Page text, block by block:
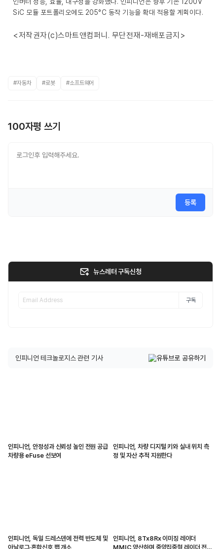
SiC 모듈 포트폴리오에도 205°C 동작 기능을 확대 적용할 계획이다.
<저작권자(c)스마트앤컴퍼니. 무단전재-재배포금지>
#자동차 #로봇 #소프트웨어
100자평 쓰기
등록
뉴스레터 구독신청
구독
인피니언 테크놀로지스 관련 기사
인피니언, 안정성과 신뢰성 높인 전원 공급
차량용 eFuse 선보여
인피니언, 차량 디지털 키와 실내 위치 측
정 및 자산 추적 지원한다
인피니언, 독일 드레스덴에 전력 반도체 및
아날로그·혼합신호 팹 개소
인피니언, 8Tx8Rx 이미징 레이더
MMIC 양산하며 중앙집중형 레이더 전환